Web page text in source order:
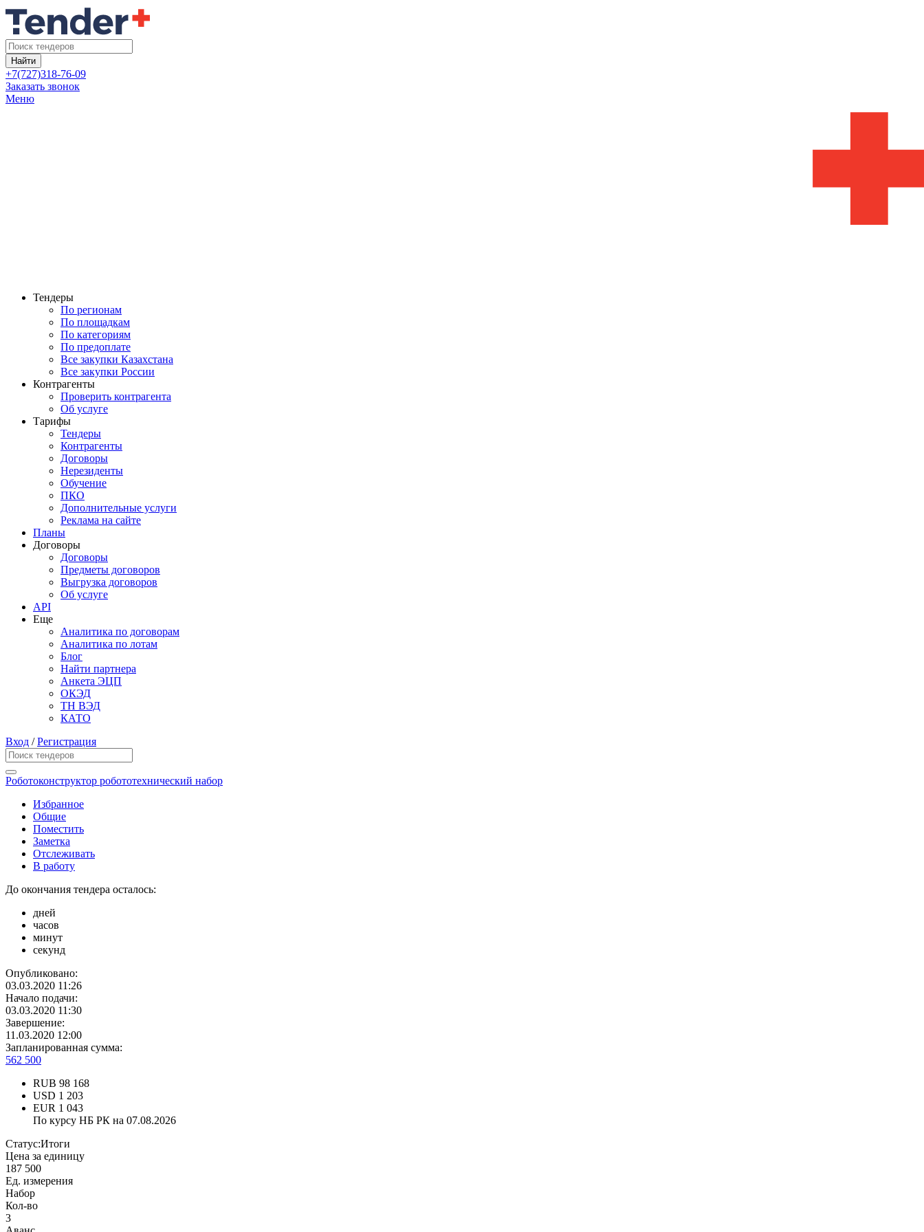
Найти
+7(727)318-76-09
Заказать звонок
Меню
Тендеры
По регионам
По площадкам
По категориям
По предоплате
Все закупки Казахстана
Все закупки России
Контрагенты
Проверить контрагента
Об услуге
Тарифы
Тендеры
Контрагенты
Договоры
Нерезиденты
Обучение
ПКО
Дополнительные услуги
Реклама на сайте
Планы
Договоры
Договоры
Предметы договоров
Выгрузка договоров
Об услуге
API
Еще
Аналитика по договорам
Аналитика по лотам
Блог
Найти партнера
Анкета ЭЦП
ОКЭД
ТН ВЭД
КАТО
Вход /Регистрация
Роботоконструктор робототехнический набор
Избранное
Общие
Поместить
Заметка
Отслеживать
В работу
До окончания тендера осталось:
дней
часов
минут
секунд
Опубликовано:
03.03.2020 11:26
Начало подачи:
03.03.2020 11:30
Завершение:
11.03.2020 12:00
Запланированная сумма:
562 500
RUB 98 168
USD 1 203
EUR 1 043
По курсу НБ РК на 07.08.2026
Статус:Итоги
Цена за единицу
187 500
Ед. измерения
Набор
Кол-во
3